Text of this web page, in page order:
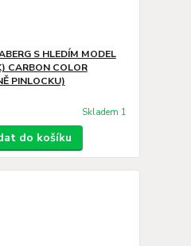
S HLEDÍM MODEL
CARBON COLOR
PINLOCKU)
Skladem 1
do košíku